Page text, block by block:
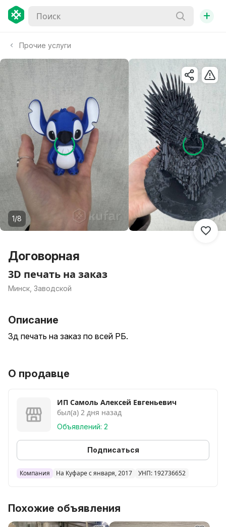
+
Прочие услуги
1/8
Договорная
3D печать на заказ
Минск, Заводской
Описание
3д печать на заказ по всей РБ.
О продавце
ИП Самоль Алексей Евгеньевич
был(а) 2 дня назад
Объявлений: 2
Подписаться
Компания На Куфаре с января, 2017 УНП: 192736652
Похожие объявления